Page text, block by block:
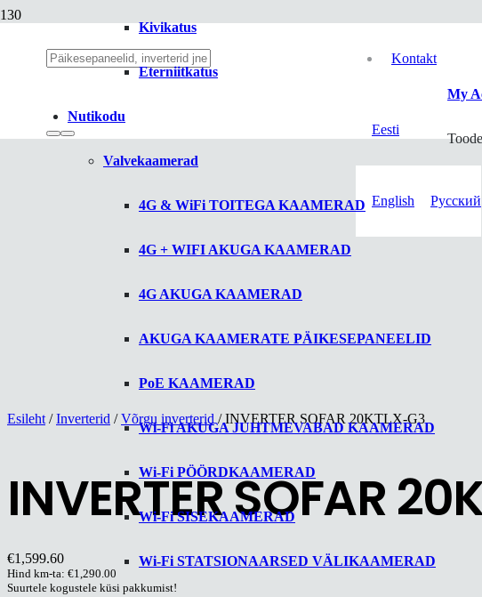
Kontakt
Eesti
English Русский
Kivikatus
Eterniitkatus
Nutikodu
Valvekaamerad
4G & WiFi TOITEGA KAAMERAD
4G + WIFI AKUGA KAAMERAD
4G AKUGA KAAMERAD
AKUGA KAAMERATE PÄIKESEPANEELID
PoE KAAMERAD
Wi-Fi AKUGA JUHTMEVABAD KAAMERAD
Wi-Fi PÖÖRDKAAMERAD
Wi-Fi SISEKAAMERAD
Wi-Fi STATSIONAARSED VÄLIKAAMERAD
My
Toode
Esileht /Inverterid /Võrgu inverterid / INVERTER SOFAR 20KTLX-G3
INVERTER SOFAR
€1,599.60
Hind km-ta: €1,290.00
Suurtele kogustele küsi pakkumist!